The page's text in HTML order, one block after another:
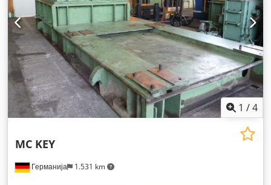
1 /4
Германија 1.531 km
MC KEY